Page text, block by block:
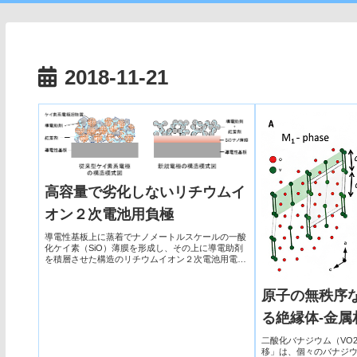
2018-11-21
高容量で劣化しないリチウムイ
オン２次電池用負極
導電性基板上に蒸着でナノメートルスケールの一酸
化ケイ素（SiO）薄膜を形成し、その上に導電助剤
を積層させた構造のリチウムイオン２次電池用電極
原子の無秩序
る絶縁体-金属
二酸化バナジウム（
移」は、個々のバナジ